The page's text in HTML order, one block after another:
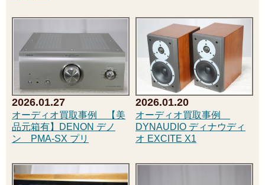
2026.01.27
オーディオ買取事例 【美
品元箱有】DENON デノ
ン PMA-SX プリ
2026.01.20
オーディオ買取事例
DYNAUDIO ディナウディ
オ EXCITE X1